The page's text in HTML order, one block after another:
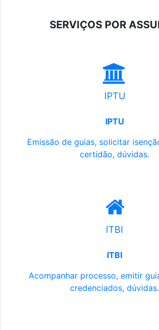
SERVIÇOS POR
IPTU
IPTU
Emissão de guias, solicitar
certidão, dúvidas.
ITBI
ITBI
Acompanhar processo, emitir
credenciados, dúvidas.